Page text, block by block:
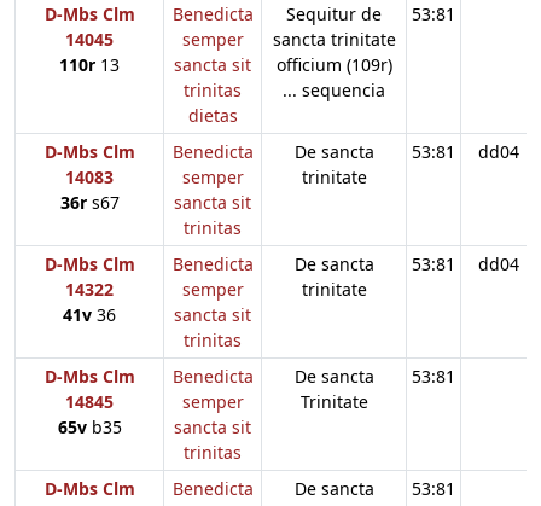
D-Mbs Clm
14045
110r 13
Benedicta
semper
sancta sit
trinitas
dietas
Sequitur de
sancta trinitate
officium (109r)
... sequencia
53:81
D-Mbs Clm
14083
36rs67
Benedicta
semper
sancta sit
trinitas
De sancta
trinitate
53:81 dd04
D-Mbs Clm
14322
41v 36
Benedicta
semper
sancta sit
trinitas
De sancta
trinitate
53:81 dd04
D-Mbs Clm
14845
65vb35
Benedicta
semper
sancta sit
trinitas
De sancta
Trinitate
53:81
D-Mbs Clm
Benedicta
De sancta
53:81